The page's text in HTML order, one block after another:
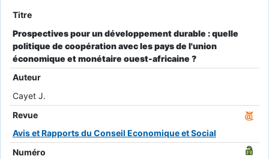
Titre
Prospectives pour un développement durable : quelle
politique de coopération avec les pays de l'union
économique et monétaire ouest-africaine ?
Auteur
Cayet J.
Revue
Avis et Rapports du Conseil Economique et Social
Numéro